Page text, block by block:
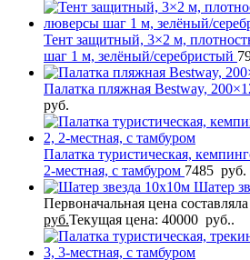
Тент защитный, 3×2 м,
шаг 1 м, зелёный/серебристый
Палатка пляжная Bestway,
руб.
Палатка туристическая,
2-местная, с тамбуром 7485 руб.
Шатер
Первоначальная цена
руб.Текущая цена: 40000 руб..